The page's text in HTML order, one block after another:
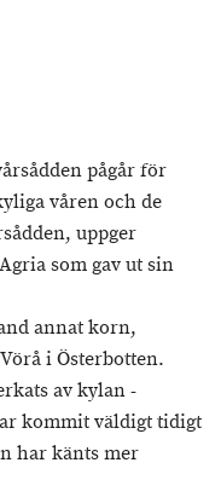
pågår för
våren och de
uppger
som gav ut sin
annat korn,
i Österbotten.
av kylan -
kommit väldigt tidigt
har känts mer